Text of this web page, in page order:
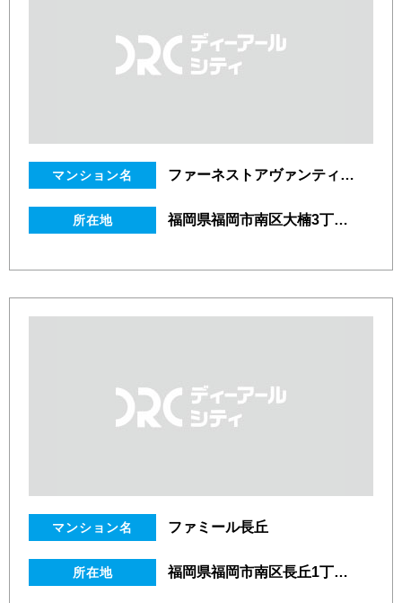
マンション名 ファーネストアヴァンティ高宮駅前
所在地 福岡県福岡市南区大楠3丁目21番4号
マンション名 ファミール長丘
所在地 福岡県福岡市南区長丘1丁目2番1号